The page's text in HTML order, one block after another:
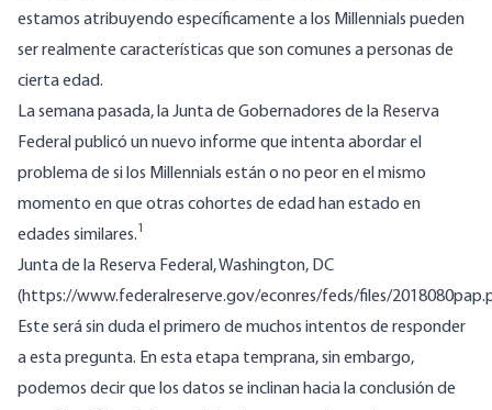
estamos atribuyendo específicamente a los Millennials pueden
ser realmente características que son comunes a personas de
cierta edad.
La semana pasada, la Junta de Gobernadores de la Reserva
Federal publicó un nuevo informe que intenta abordar el
problema de si los Millennials están o no peor en el mismo
momento en que otras cohortes de edad han estado en
edades similares.1
Junta de la Reserva Federal, Washington, DC
(https://www.federalreserve.gov/econres/feds/files/
Este será sin duda el primero de muchos intentos de responder
a esta pregunta. En esta etapa temprana, sin embargo,
podemos decir que los datos se inclinan hacia la conclusión de